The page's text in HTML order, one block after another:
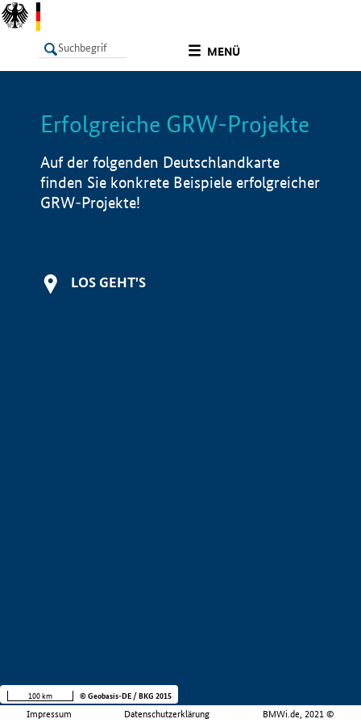
MENÜ
LISTE Info
Erfolgreiche GRW-Projekte
Auf der folgenden Deutschlandkarte
finden Sie konkrete Beispiele erfolgreicher
GRW-Projekte!
LOS GEHT'S
Impressum Datenschutzerklärung BMWi.de, 2021 ©
100 km © Geobasis-DE / BKG 2015